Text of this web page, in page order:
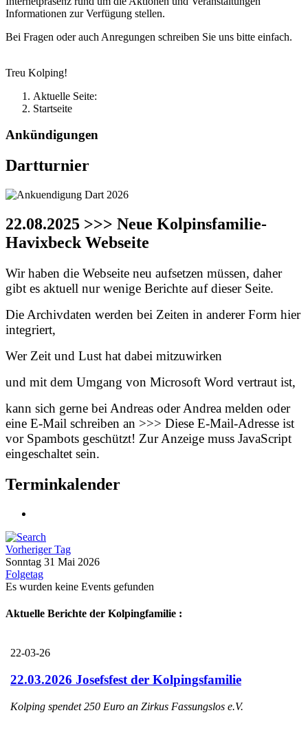
Informationen zur Verfügung stellen.
Bei Fragen oder auch Anregungen schreiben Sie uns bitte einfach.
Treu Kolping!
Aktuelle Seite:
Startseite
Ankündigungen
Dartturnier
22.08.2025 >>> Neue Kolpinsfamilie-
Havixbeck Webseite
Wir haben die Webseite neu aufsetzen müssen, daher
gibt es aktuell nur wenige Berichte auf dieser Seite.
Die Archivdaten werden bei Zeiten in anderer Form hier
integriert,
Wer Zeit und Lust hat dabei mitzuwirken
und mit dem Umgang von Microsoft Word vertraut ist,
kann sich gerne bei Andreas oder Andrea melden oder
eine E-Mail schreiben an >>> Diese E-Mail-Adresse ist
vor Spambots geschützt! Zur Anzeige muss JavaScript
eingeschaltet sein.
Terminkalender
Vorheriger Tag
Sonntag 31 Mai 2026
Folgetag
Es wurden keine Events gefunden
Aktuelle Berichte der Kolpingfamilie :
22-03-26
22.03.2026 Josefsfest der Kolpingsfamilie
Kolping spendet 250 Euro an Zirkus Fassungslos e.V.